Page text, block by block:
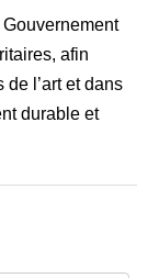
afin
l’art et dans
durable et